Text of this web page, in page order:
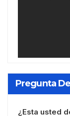
Pregunta
¿Esta usted